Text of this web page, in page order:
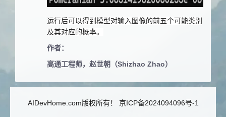
运行后可以得到模型对输入图像的前五个可能类别
及其对应的概率。
作者：
高通工程师， 赵世朝（Shizhao Zhao）
AIDevHome.com版权所有！ 京ICP备2024094096号-1